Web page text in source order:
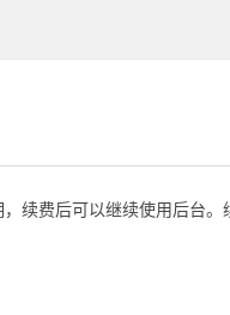
续费后可以继续使用后台。